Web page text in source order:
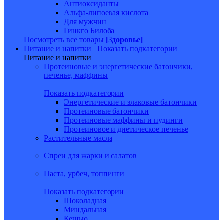
Антиоксиданты
Альфа-липоевая кислота
Для мужчин
Гинкго Билоба
Посмотреть все товары [Здоровье]
Питание и напитки
Показать подкатегории
Питание и напитки
Протеиновые и энергетические батончики,
печенье, маффины
Показать подкатегории
Энергетические и злаковые батончики
Протеиновые батончики
Протеиновые маффины и пудинги
Протеиновое и диетическое печенье
Растительные масла
Спреи для жарки и салатов
Паста, урбеч, топпинги
Показать подкатегории
Шоколадная
Миндальная
Кешью